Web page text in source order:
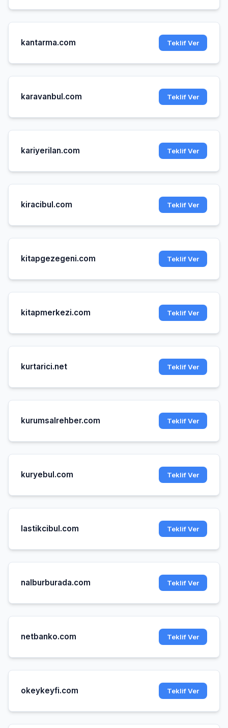
kantarma.com Teklif Ver
karavanbul.com Teklif Ver
kariyerilan.com Teklif Ver
kiracibul.com Teklif Ver
kitapgezegeni.com Teklif Ver
kitapmerkezi.com Teklif Ver
kurtarici.net Teklif Ver
kurumsalrehber.com Teklif Ver
kuryebul.com Teklif Ver
lastikcibul.com Teklif Ver
nalburburada.com Teklif Ver
netbanko.com Teklif Ver
okeykeyfi.com Teklif Ver